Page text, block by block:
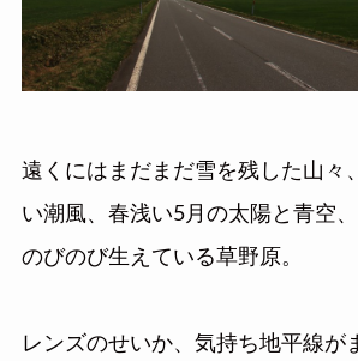
遠くにはまだまだ雪を残した山々
い潮風、春浅い5月の太陽と青空
のびのび生えている草野原。
レンズのせいか、気持ち地平線が